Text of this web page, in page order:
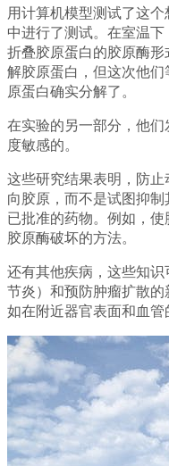
用计算机模型测试了这
中进行了测试。在室温
折叠胶原蛋白的胶原酶
解胶原蛋白，但这次他
原蛋白确实分解了。
在实验的另一部分，他
度敏感的。
这些研究结果表明，防
向胶原，而不是试图抑
已批准的药物。例如，
胶原酶破坏的方法。
还有其他疾病，这些知
节炎）和预防肿瘤扩散
如在附近器官表面和血管